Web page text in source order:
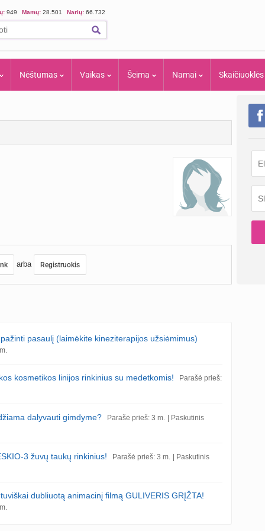
949 Mamų: 28.501 Narių: 66.732
Nėštumas Vaikas Šeima Namai Skaičiuoklės
arba Registruokis
pasaulį (laimėkite kineziterapijos užsiėmimus)
kosmetikos linijos rinkinius su medetkomis! Parašė prieš:
dalyvauti gimdyme? Parašė prieš: 3 m. | Paskutinis
3 žuvų taukų rinkinius! Parašė prieš: 3 m. | Paskutinis
dubliuotą animacinį filmą GULIVERIS GRĮŽTA!